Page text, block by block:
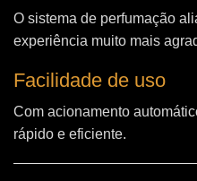
O sistema de perfumação
experiência muito mais
Facilidade de uso
Com acionamento
rápido e eficiente.